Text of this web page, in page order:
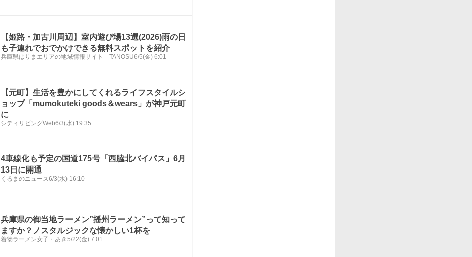
【姫路・加古川周辺】室内遊び場13選(2026)雨の日
も子連れでおでかけできる無料スポットを紹介
兵庫県はりまエリアの地域情報サイト TANOSU6/5(金) 6:01
【元町】生活を豊かにしてくれるライフスタイルシ
ョップ「mumokuteki goods＆wears」が神戸元町
に
シティリビングWeb6/3(水) 19:35
4車線化も予定の国道175号「西脇北バイパス」6月
13日に開通
くるまのニュース6/3(水) 16:10
兵庫県の御当地ラーメン”播州ラーメン”って知って
ますか？ノスタルジックな懐かしい1杯を
着物ラーメン女子・あき5/22(金) 7:01